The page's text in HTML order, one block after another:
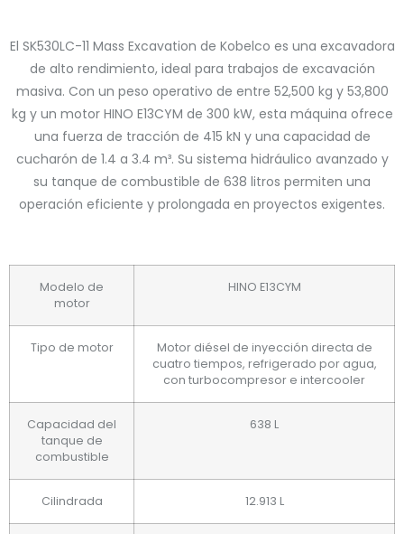
El SK530LC-11 Mass Excavation de Kobelco es una excavadora
de alto rendimiento, ideal para trabajos de excavación
masiva. Con un peso operativo de entre 52,500 kg y 53,800
kg y un motor HINO E13CYM de 300 kW, esta máquina ofrece
una fuerza de tracción de 415 kN y una capacidad de
cucharón de 1.4 a 3.4 m³. Su sistema hidráulico avanzado y
su tanque de combustible de 638 litros permiten una
operación eficiente y prolongada en proyectos exigentes.
Modelo de
motor
HINO E13CYM
Tipo de motor
Motor diésel de inyección directa de
cuatro tiempos, refrigerado por agua,
con turbocompresor e intercooler
Capacidad del
tanque de
combustible
638 L
Cilindrada 12.913 L